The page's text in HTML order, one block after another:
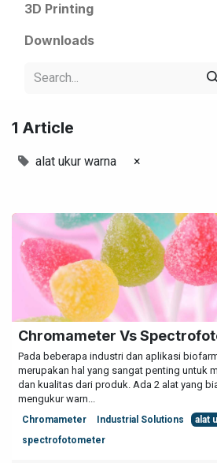
3D Printing
Downloads
1 Article
alat ukur warna ×
Chromameter Vs
Pada beberapa industri dan aplikasi
merupakan hal yang sangat penting untuk
dan kualitas dari produk. Ada 2 alat yang
mengukur warn...
Chromameter Industrial Solutions
alat
spectrofotometer